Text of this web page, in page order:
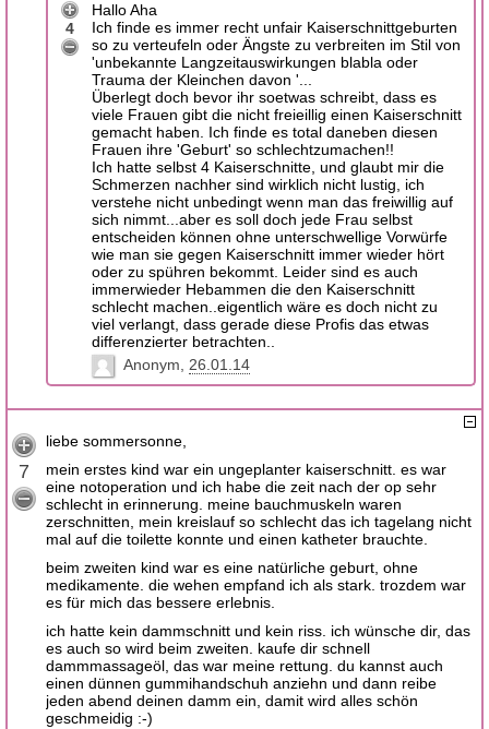
4
Hallo Aha
Ich finde es immer recht unfair Kaiserschnittgeburten
so zu verteufeln oder Ängste zu verbreiten im Stil von
'unbekannte Langzeitauswirkungen blabla oder
Trauma der Kleinchen davon '...
Überlegt doch bevor ihr soetwas schreibt, dass es
viele Frauen gibt die nicht freieillig einen Kaiserschnitt
gemacht haben. Ich finde es total daneben diesen
Frauen ihre 'Geburt' so schlechtzumachen!!
Ich hatte selbst 4 Kaiserschnitte, und glaubt mir die
Schmerzen nachher sind wirklich nicht lustig, ich
verstehe nicht unbedingt wenn man das freiwillig auf
sich nimmt...aber es soll doch jede Frau selbst
entscheiden können ohne unterschwellige Vorwürfe
wie man sie gegen Kaiserschnitt immer wieder hört
oder zu spühren bekommt. Leider sind es auch
immerwieder Hebammen die den Kaiserschnitt
schlecht machen..eigentlich wäre es doch nicht zu
viel verlangt, dass gerade diese Profis das etwas
differenzierter betrachten..
Anonym
26.01.14
7
liebe sommersonne,
mein erstes kind war ein ungeplanter kaiserschnitt. es war
eine notoperation und ich habe die zeit nach der op sehr
schlecht in erinnerung. meine bauchmuskeln waren
zerschnitten, mein kreislauf so schlecht das ich tagelang nicht
mal auf die toilette konnte und einen katheter brauchte.
beim zweiten kind war es eine natürliche geburt, ohne
medikamente. die wehen empfand ich als stark. trozdem war
es für mich das bessere erlebnis.
ich hatte kein dammschnitt und kein riss. ich wünsche dir, das
es auch so wird beim zweiten. kaufe dir schnell
dammmassageöl, das war meine rettung. du kannst auch
einen dünnen gummihandschuh anziehn und dann reibe
jeden abend deinen damm ein, damit wird alles schön
geschmeidig :-)